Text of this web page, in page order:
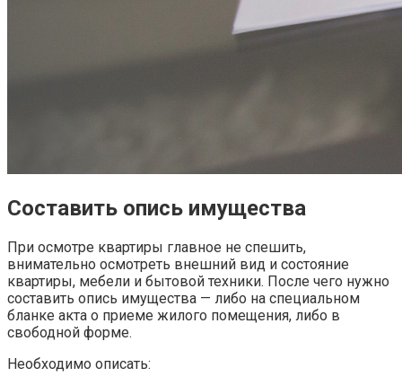
Составить опись имущества
При осмотре квартиры главное не спешить,
внимательно осмотреть внешний вид и состояние
квартиры, мебели и бытовой техники. После чего нужно
составить опись имущества — либо на специальном
бланке акта о приеме жилого помещения, либо в
свободной форме.
Необходимо описать: